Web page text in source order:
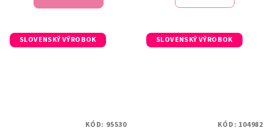
SLOVENSKÝ VÝROBOK
KÓD: 95530
SLOVENSKÝ VÝROBOK
KÓD: 104982